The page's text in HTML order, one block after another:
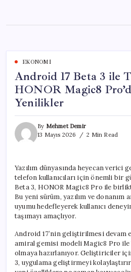
content
EKONOMI
Android 17 Beta 3 ile
HONOR Magic8
Yenilikler
By Mehmet Demir
13 Mayıs 2026
2 Min Read
Yazılım dünyasında heyecan verici
telefon kullanıcıları için önemli bir
Beta 3, HONOR Magic8 Pro ile
Bu yeni sürüm, yazılım ve donanım
uyumu hedefleyerek kullanıcı
taşımayı amaçlıyor.
Android 17’nin geliştirilmesi devam
amiral gemisi modeli Magic8 Pro ile
olmaya hazırlanıyor. Geliştiriciler
3, uygulama geliştirmeyi